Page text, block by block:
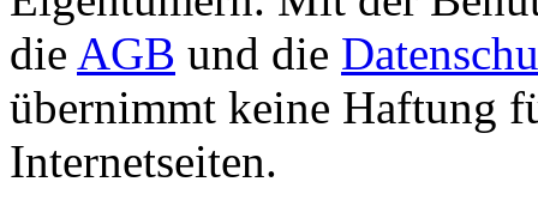
die AGB und die
übernimmt keine Haftung
Internetseiten.